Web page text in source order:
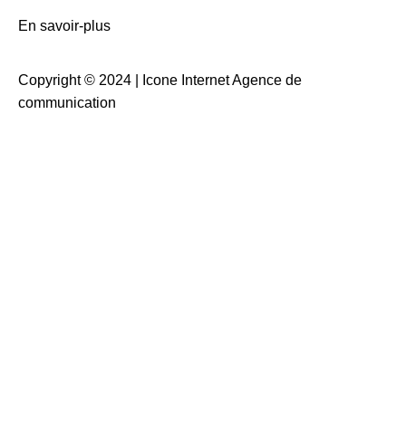
En savoir-plus
Copyright © 2024 |
Icone Internet Agence de
communication